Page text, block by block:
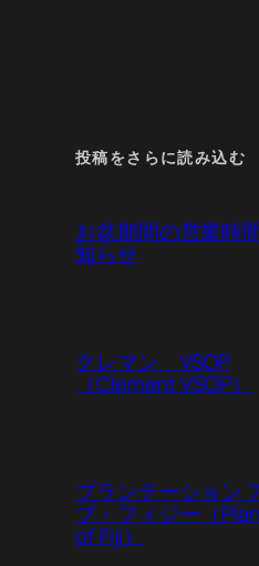
投稿をさらに読み込む
お盆期間の営業時
知らせ
クレマン VSOP
（Clement VSOP）
プランテーション
ブ・フィジー（
of Fiji）